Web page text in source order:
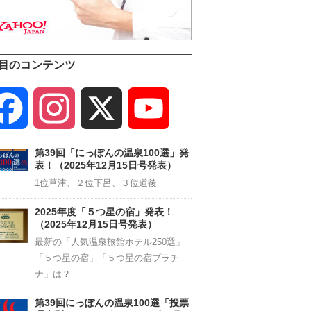
のコンテンツ
Facebook Instagram
Channel
第39回「にっぽんの温泉100選」発
表！（2025年12月15日号発表）
1位草津、２位下呂、３位道後
2025年度「５つ星の宿」発表！
（2025年12月15日号発表）
最新の「人気温泉旅館ホテル250選」
「５つ星の宿」「５つ星の宿プラチ
ナ」は？
第39回にっぽんの温泉100選「投票